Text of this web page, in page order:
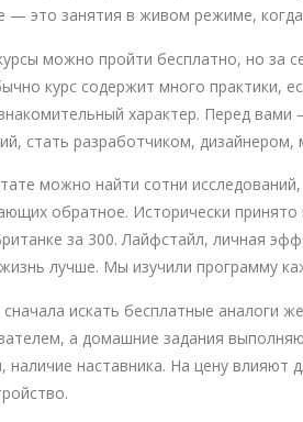
— это занятия в живом режиме,
можно пройти бесплатно, но за
курс содержит много практики,
характер. Перед
стать разработчиком,
можно найти сотни
обратное. Исторически
за 300. Лайфстайл, личная
лучше. Мы изучили программу
искать бесплатные аналоги
а домашние задания
наличие наставника. На цену